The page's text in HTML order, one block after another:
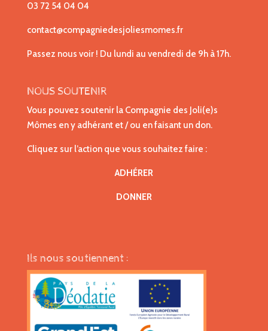
03 72 54 04 04
contact@compagniedesjoliesmomes.fr
Passez nous voir ! Du lundi au vendredi de 9h à 17h.
NOUS SOUTENIR
Vous pouvez soutenir la Compagnie des Joli(e)s
Mômes en y adhérant et / ou en faisant un don.
Cliquez sur l’action que vous souhaitez faire :
ADHÉRER
DONNER
Ils nous soutiennent :